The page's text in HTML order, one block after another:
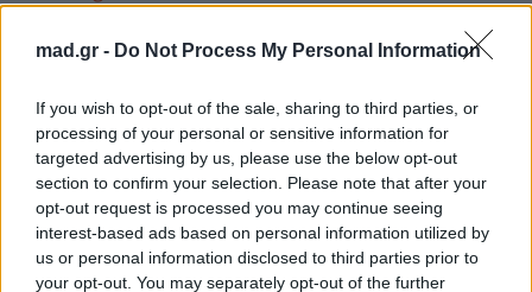
mad.gr - Do Not Process My Personal Information
If you wish to opt-out of the sale, sharing to third parties, or
processing of your personal or sensitive information for
targeted advertising by us, please use the below opt-out
section to confirm your selection. Please note that after your
opt-out request is processed you may continue seeing
interest-based ads based on personal information utilized by
us or personal information disclosed to third parties prior to
your opt-out. You may separately opt-out of the further
Ακούστε το «Η Ελευθερία Μου» σε Spotify, YouTube και
Στίχοι
Πίνω πίνω απόψε πίνω για να σε ξεχάσω
άλλη πίκρα από σένα να μη δοκιμάσω